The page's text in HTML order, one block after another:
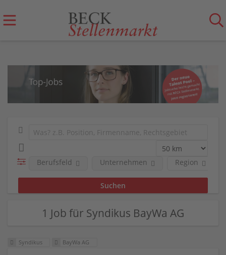
Berufsfeld Region
Unternehmen
1 Job für Syndikus BayWa AG
Syndikus BayWa AG